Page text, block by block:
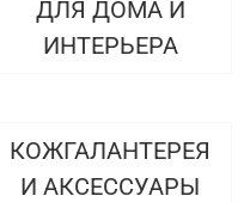
ДЛЯ ДОМА И
ИНТЕРЬЕРА
КОЖГАЛАНТЕРЕЯ
И АКСЕССУАРЫ